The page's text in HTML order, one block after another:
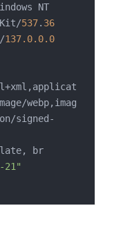
537. 36
137.0.0.0
webp,imag
signed-
21"